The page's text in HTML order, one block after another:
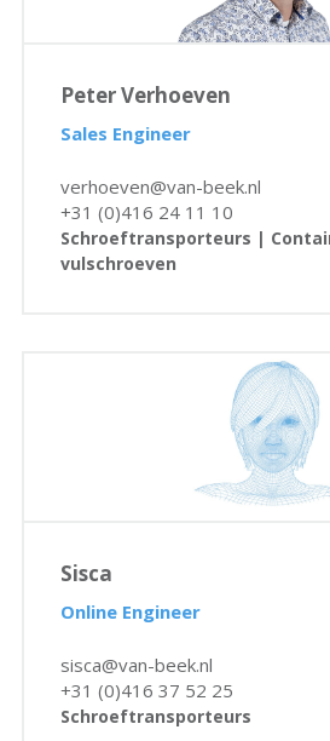
Peter Verhoeven
Sales Engineer
verhoeven@van-beek.nl
+31 (0)416 24 11 10
Schroeftransporteurs |
vulschroeven
Sisca
Online Engineer
sisca@van-beek.nl
+31 (0)416 37 52 25
Schroeftransporteurs